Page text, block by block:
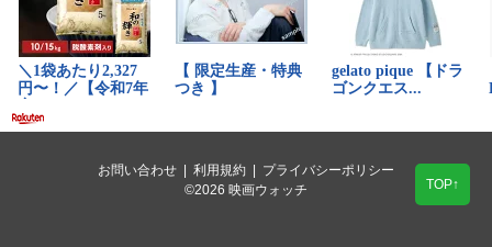
お問い合わせ | 利用規約 | プライバシーポリシー
©2026 映画ウォッチ
TOP↑